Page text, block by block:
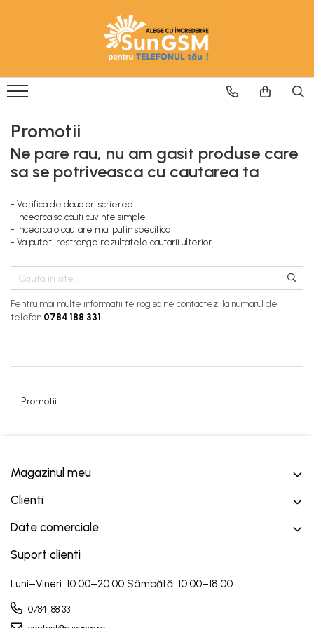
Wireless Fast Charger
Adaptoare
Promotii
Ne pare rau, nu am gasit produse care
sa se potriveasca cu cautarea ta
- Verifica de doua ori scrierea
- Incearca sa cauti cuvinte simple
- Incearca o cautare mai putin specifica
- Va puteti restrange rezultatele cautarii ulterior
Pentru mai multe informatii te rog sa ne contactezi la numarul de
telefon 0784 188 331
Promotii
Magazinul meu
Clienti
Date comerciale
Suport clienti
Luni–Vineri: 10:00–20:00 Sâmbătă: 10:00–18:00
0784 188 331